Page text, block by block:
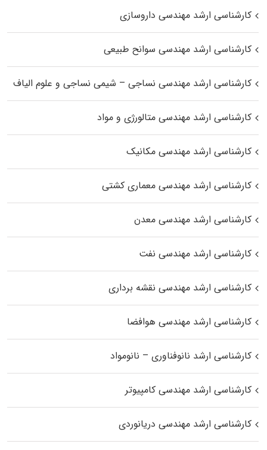
کارشناسی ارشد مهندسی داروسازی
کارشناسی ارشد مهندسی سوانح طبیعی
کارشناسی ارشد مهندسی نساجی – شیمی نساجی و علوم الیاف
کارشناسی ارشد مهندسی متالورژی و مواد
کارشناسی ارشد مهندسی مکانیک
کارشناسی ارشد مهندسی معماری کشتی
کارشناسی ارشد مهندسی معدن
کارشناسی ارشد مهندسی نفت
کارشناسی ارشد مهندسی نقشه برداری
کارشناسی ارشد مهندسی هوافضا
کارشناسی ارشد نانوفناوری – نانومواد
کارشناسی ارشد مهندسی کامپیوتر
کارشناسی ارشد مهندسی دریانوردی